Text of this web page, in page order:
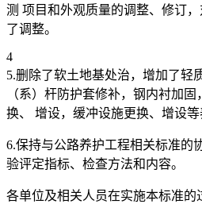
测 项目和外观质量的调整、修订
了调整。
4
5.删除了软土地基处治，增加了轻
（系）杆防护套修补，钢内衬加
换、 增设，缓冲设施更换、增设等
6.保持与公路养护工程相关标准的
验评定指标、检查方法和内容。
各单位及相关人员在实施本标准的